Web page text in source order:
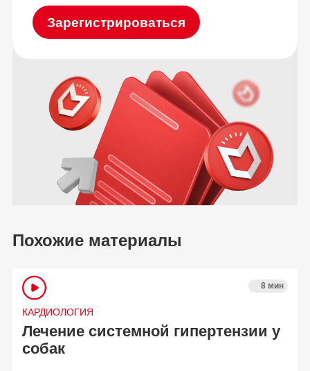
Зарегистрироваться
Похожие материалы
КАРДИОЛОГИЯ
8 мин
Лечение системной гипертензии у
собак